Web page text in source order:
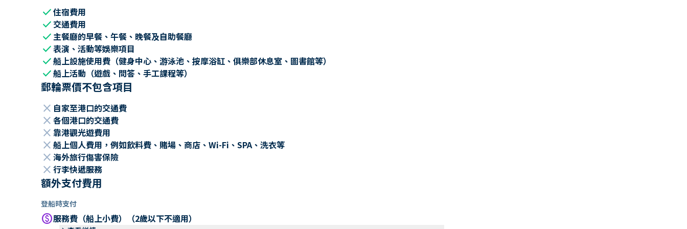
check住宿費用
check 交通費用
check主餐廳的早餐、午餐、晚餐及自助餐廳
check表演、活動等娛樂項目
check船上設施使用費（健身中心、游泳池、按摩浴缸、俱樂部休息室、圖書館等）
check船上活動（遊戲、問答、手工課程等）
郵輪票價不包含項目
close 自家至港口的交通費
close 各個港口的交通費
close 靠港觀光遊費用
close 船上個人費用，例如飲料費、賭場、商店、Wi-Fi、SPA、洗衣等
close 海外旅行傷害保險
close 行李快遞服務
額外支付費用
登船時支付
paid服務費（船上小費）（2歲以下不適用）